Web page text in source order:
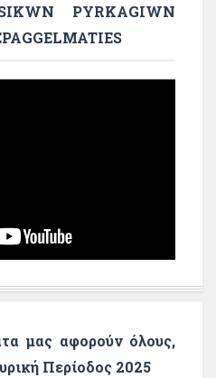
PYRKAGIWN
μας αφορούν όλους,
Περίοδος 2025